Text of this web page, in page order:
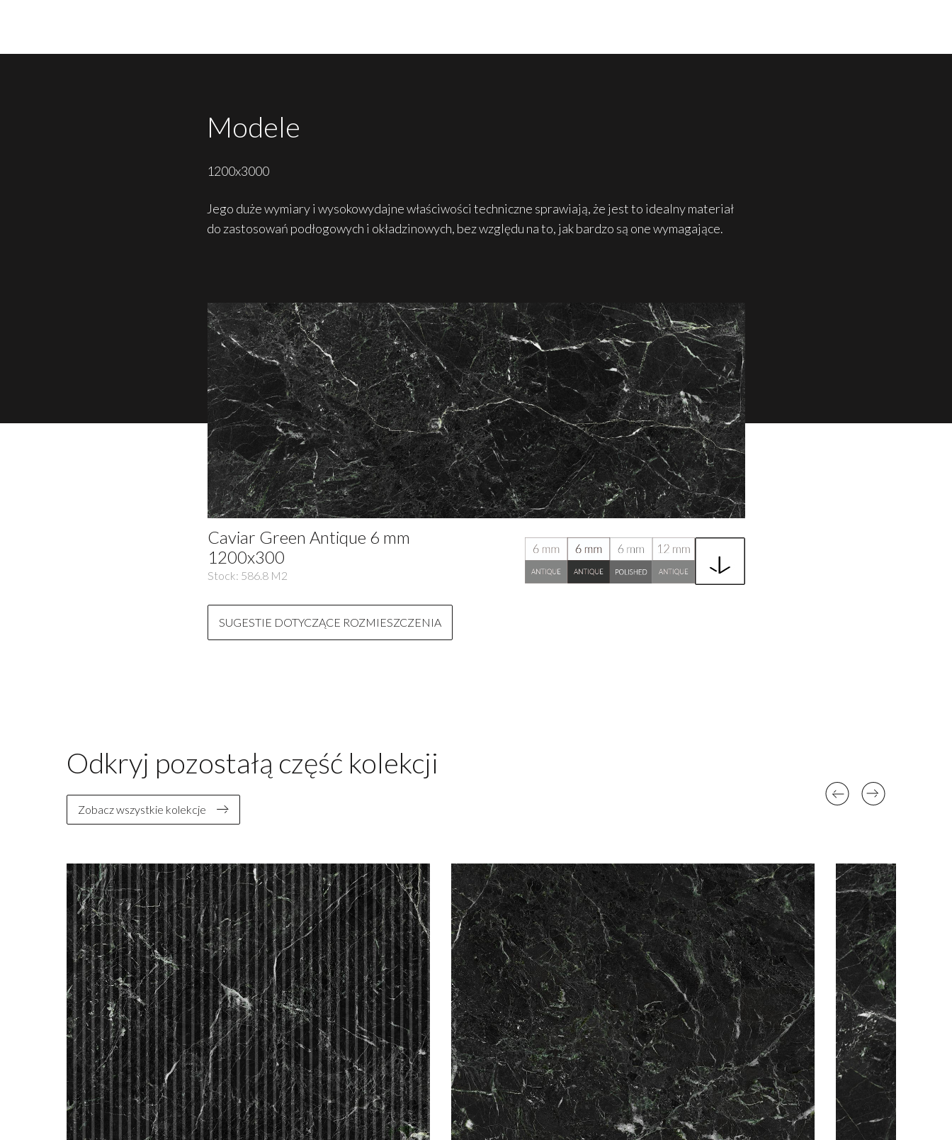
Modele
1200x3000
Jego duże wymiary i wysokowydajne właściwości techniczne sprawiają, że jest to idealny materiał
do zastosowań podłogowych i okładzinowych, bez względu na to, jak bardzo są one wymagające.
Caviar Green Antique 6 mm
1200x300
Stock: 586.8M2
SUGESTIE DOTYCZĄCE ROZMIESZCZENIA
Odkryj pozostałą część kolekcji
Zobacz wszystkie kolekcje